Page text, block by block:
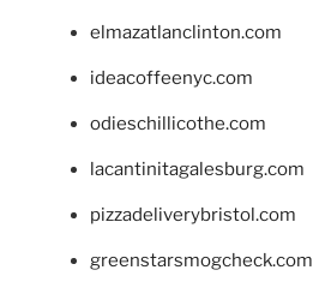
elmazatlanclinton.com
ideacoffeenyc.com
odieschillicothe.com
lacantinitagalesburg.com
pizzadeliverybristol.com
greenstarsmogcheck.com